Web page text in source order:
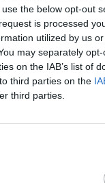
the below opt-out
is processed
utilized by us
may separately
on the IAB’s list of
third parties on the
third parties.
τόν
Στήν
τῆς
ξερό
τῆς